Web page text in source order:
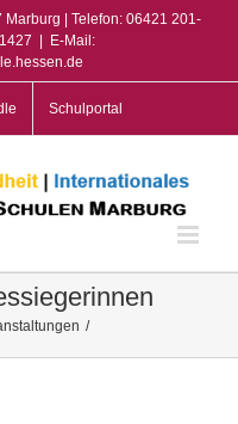
| Telefon: 06421 201-
E-Mail:
Schulportal
/